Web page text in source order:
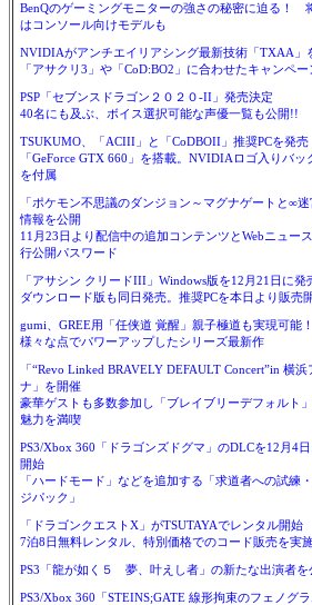
BenQのゲーミングモニターの強さの秘密に迫る！
はコンソール向けモデルも
NVIDIAがアンチエイリアシング最新技術「TXAA」
「アサクリ3」や「CoD:BO2」に合わせたキャンペ
PSP「セブンスドラゴン２０２０-II」発売決定
40名にも及ぶ、ボイス選択可能な声優一覧も公開!!
TSUKUMO、「ACIII」と「CoDBOII」推奨PCを発売
「GeForce GTX 660」を搭載。NVIDIAロゴ入りバッ
を付属
「ポケモン不思議のダンジョン～マグナゲートと∞
情報を公開
11月23日より配信中の追加コンテンツとWebニュー
行公開パスワード
「アサシン クリードIII」Windows版を12月21日に発
ダウンロード版も同日発売。推奨PCを本日より販売
gumi、GREE用「任侠道 覚醒」親子極道も実現可能！
様々な点でパワーアップしたシリーズ最新作
「“Revo Linked BRAVELY DEFAULT Concert”in 横浜
ナ」を開催
豪華ゲストも多数参加し「ブレイブリーデフォルト
魅力を満喫
PS3/Xbox 360「ドラゴンズドグマ」のDLCを12月4
開始
「ハードモード」などを追加する「求道者への試練
ジパック」
「ドラゴンクエストX」がTSUTAYAでレンタル開始
7泊8日無料レンタル、特別価格でのコード販売を実
PS3「龍が如く５ 夢、叶えし者」の新たな出演者を
PS3/Xbox 360「STEINS;GATE 線形拘束のフェノグラ